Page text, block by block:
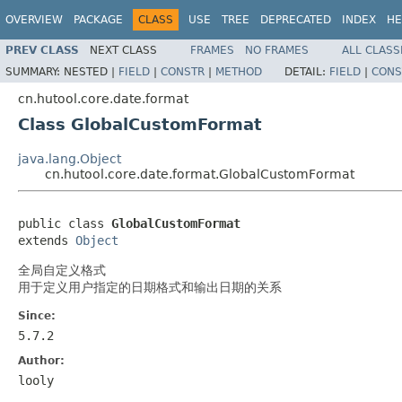
OVERVIEW PACKAGE CLASS USE TREE DEPRECATED INDEX
PREV CLASS NEXT CLASS FRAMES NO FRAMES
ALL
SUMMARY: NESTED | FIELD | CONSTR | METHOD DETAIL: FIELD |
cn.hutool.core.date.format
Class GlobalCustomFormat
java.lang.Object
cn.hutool.core.date.format.GlobalCustomFormat
public class GlobalCustomFormat
extends Object
全局自定义格式
用于定义用户指定的日期格式和输出日期的关系
Since:
5.7.2
Author:
looly